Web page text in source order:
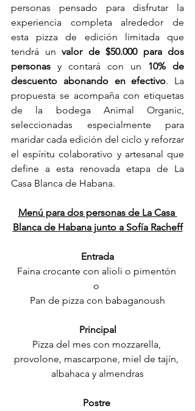
personas pensado para disfrutar la
experiencia completa alrededor de
esta pizza de edición limitada que
tendrá un valor de $50.000 para dos
personas y contará con un 10% de
descuento abonando en efectivo. La
propuesta se acompaña con etiquetas
de la bodega Animal Organic,
seleccionadas especialmente para
maridar cada edición del ciclo y reforzar
el espíritu colaborativo y artesanal que
define a esta renovada etapa de La
Casa Blanca de Habana.
Menú para dos personas de La Casa
Blanca de Habana junto a Sofía Racheff
Entrada
Faina crocante con alioli o pimentón
o
Pan de pizza con babaganoush
Principal
Pizza del mes con mozzarella,
provolone, mascarpone, miel de tajín,
albahaca y almendras
Postre